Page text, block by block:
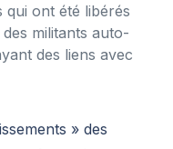
qui ont été libérés
militants auto-
des liens avec
» des